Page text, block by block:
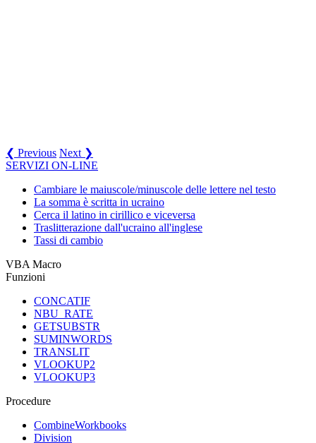
❮ Previous Next ❯
SERVIZI ON-LINE
Cambiare le maiuscole/minuscole delle lettere nel testo
La somma è scritta in ucraino
Cerca il latino in cirillico e viceversa
Traslitterazione dall'ucraino all'inglese
Tassi di cambio
VBA Macro
Funzioni
CONCATIF
NBU_RATE
GETSUBSTR
SUMINWORDS
TRANSLIT
VLOOKUP2
VLOOKUP3
Procedure
CombineWorkbooks
Division